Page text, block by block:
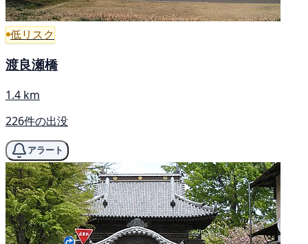
低リスク
渡良瀬橋
1.4 km
226件の出没
アラート